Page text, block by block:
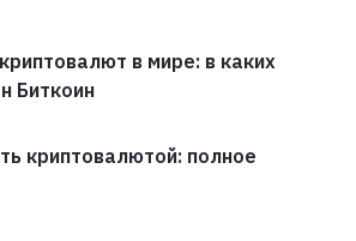
в мире: в каких
Биткоин
криптовалютой: полное